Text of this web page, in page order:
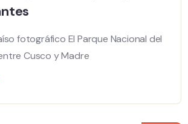
fotográfico El Parque Nacional del
Cusco y Madre
20